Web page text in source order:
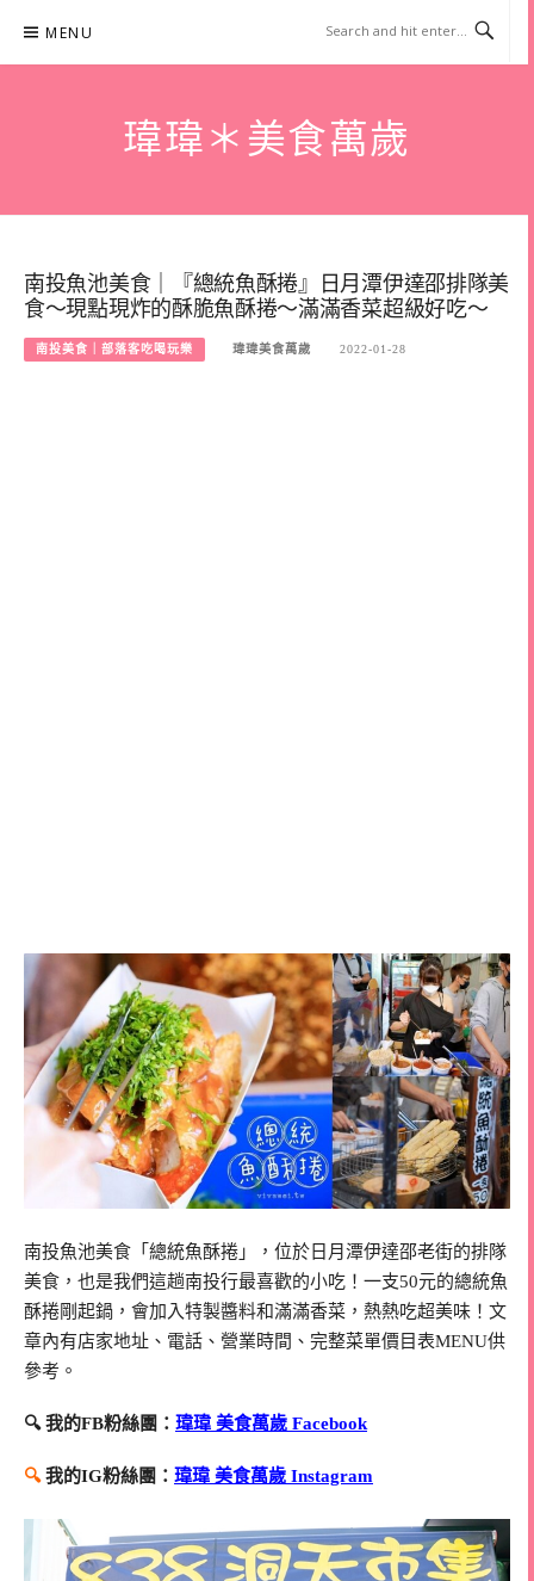
content
MENU
瑋瑋＊美食萬歲
南投魚池美食｜『總統魚酥捲』日月潭伊達邵排隊美
食～現點現炸的酥脆魚酥捲～滿滿香菜超級好吃～
南投美食｜部落客吃喝玩樂 瑋瑋美食萬歲 2022-01-28
南投魚池美食「總統魚酥捲」，位於日月潭伊達邵老街的排隊
美食，也是我們這趟南投行最喜歡的小吃！一支50元的總統魚
酥捲剛起鍋，會加入特製醬料和滿滿香菜，熱熱吃超美味！文
章內有店家地址、電話、營業時間、完整菜單價目表MENU供
參考。
🔍 我的FB粉絲團： 瑋瑋 美食萬歲 Facebook
🔍我的IG粉絲團： 瑋瑋 美食萬歲 Instagram